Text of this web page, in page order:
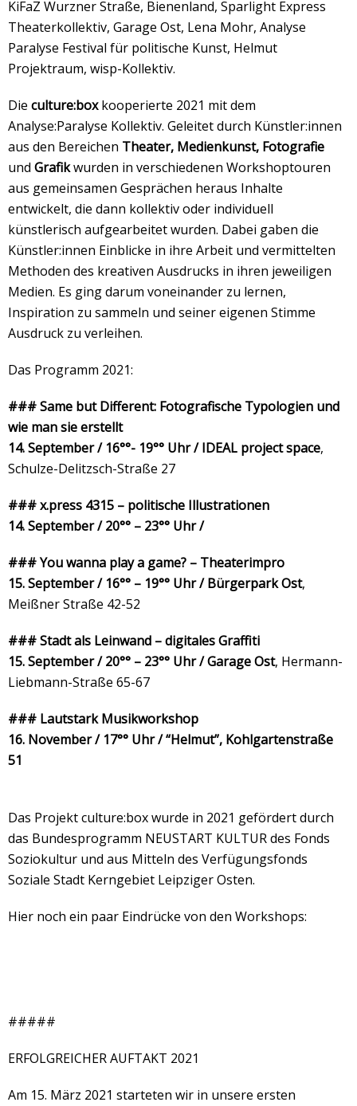
KiFaZ Wurzner Straße, Bienenland, Sparlight Express
Theaterkollektiv, Garage Ost, Lena Mohr, Analyse
Paralyse Festival für politische Kunst, Helmut
Projektraum, wisp-Kollektiv.
Die culture:boxkooperierte 2021 mit dem
Analyse:Paralyse Kollektiv. Geleitet durch Künstler:innen
aus den Bereichen Theater, Medienkunst, Fotografie
und Grafikwurden in verschiedenen Workshoptouren
aus gemeinsamen Gesprächen heraus Inhalte
entwickelt, die dann kollektiv oder individuell
künstlerisch aufgearbeitet wurden. Dabei gaben die
Künstler:innen Einblicke in ihre Arbeit und vermittelten
Methoden des kreativen Ausdrucks in ihren jeweiligen
Medien. Es ging darum voneinander zu lernen,
Inspiration zu sammeln und seiner eigenen Stimme
Ausdruck zu verleihen.
Das Programm 2021:
### Same but Different: Fotografische Typologien und
wie man sieerstellt
14. September / 16°°- 19°° Uhr / IDEAL project space,
Schulze-Delitzsch-Straße 27
### x.press 4315 – politische Illustrationen
14. September / 20°° – 23°° Uhr /
### You wanna play a game? – Theaterimpro
15. September / 16°° – 19°° Uhr / Bürgerpark Ost,
Meißner Straße 42-52
### Stadt als Leinwand – digitales Graffiti
15. September / 20°° – 23°° Uhr / Garage Ost, Hermann-
Liebmann-Straße 65-67
### Lautstark Musikworkshop
16. November / 17°° Uhr / “Helmut”, Kohlgartenstraße
51
Das Projekt culture:box wurde in 2021 gefördert durch
das Bundesprogramm NEUSTART KULTUR des Fonds
Soziokultur und aus Mitteln des Verfügungsfonds
Soziale Stadt Kerngebiet Leipziger Osten.
Hier noch ein paar Eindrücke von den Workshops:
#####
ERFOLGREICHER AUFTAKT 2021
Am 15. März 2021 starteten wir in unsere ersten